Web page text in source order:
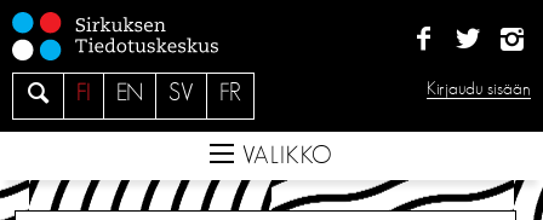
r
s
a
FI EN SV FR Kirjaudu sisään
VALIKKO